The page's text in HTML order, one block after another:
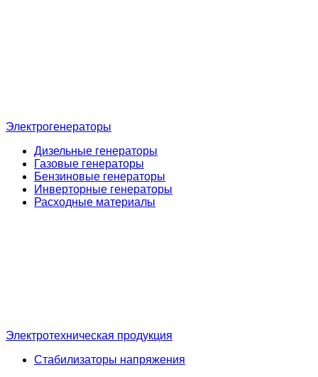
Электрогенераторы
Дизельные генераторы
Газовые генераторы
Бензиновые генераторы
Инверторные генераторы
Расходные материалы
Электротехническая продукция
Стабилизаторы напряжения